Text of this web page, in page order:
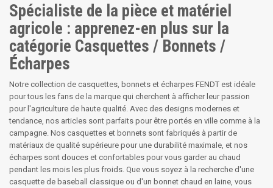
Spécialiste de la pièce et matériel
agricole : apprenez-en plus sur la
catégorie Casquettes / Bonnets /
Écharpes
Notre collection de casquettes, bonnets et écharpes FENDT est idéale
pour tous les fans de la marque qui cherchent à afficher leur passion
pour l'agriculture de haute qualité. Avec des designs modernes et
tendance, nos articles sont parfaits pour être portés en ville comme à la
campagne. Nos casquettes et bonnets sont fabriqués à partir de
matériaux de qualité supérieure pour une durabilité maximale, et nos
écharpes sont douces et confortables pour vous garder au chaud
pendant les mois les plus froids. Que vous soyez à la recherche d'une
casquette de baseball classique ou d'un bonnet chaud en laine, vous